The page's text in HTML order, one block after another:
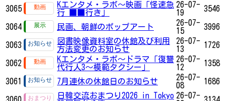
3065
Kエンタメ・ラボ～映画「怪速急
行 ■■行き」
26-07-
19
3546
3064 民画、朝鮮のポップアート
26-07-
15
3996
3063
図書映像資料室の休館及び利用
方法変更のお知らせ
26-07-
13
1726
3062
Kエンタメ・ラボ～ドラマ「復讐
代行人3～模範タクシー」
26-07-
12
1358
3061 7月連休の休館日のお知らせ
26-07-
08
1686
日韓交流おまつり2026 in Tokyo 26-07-